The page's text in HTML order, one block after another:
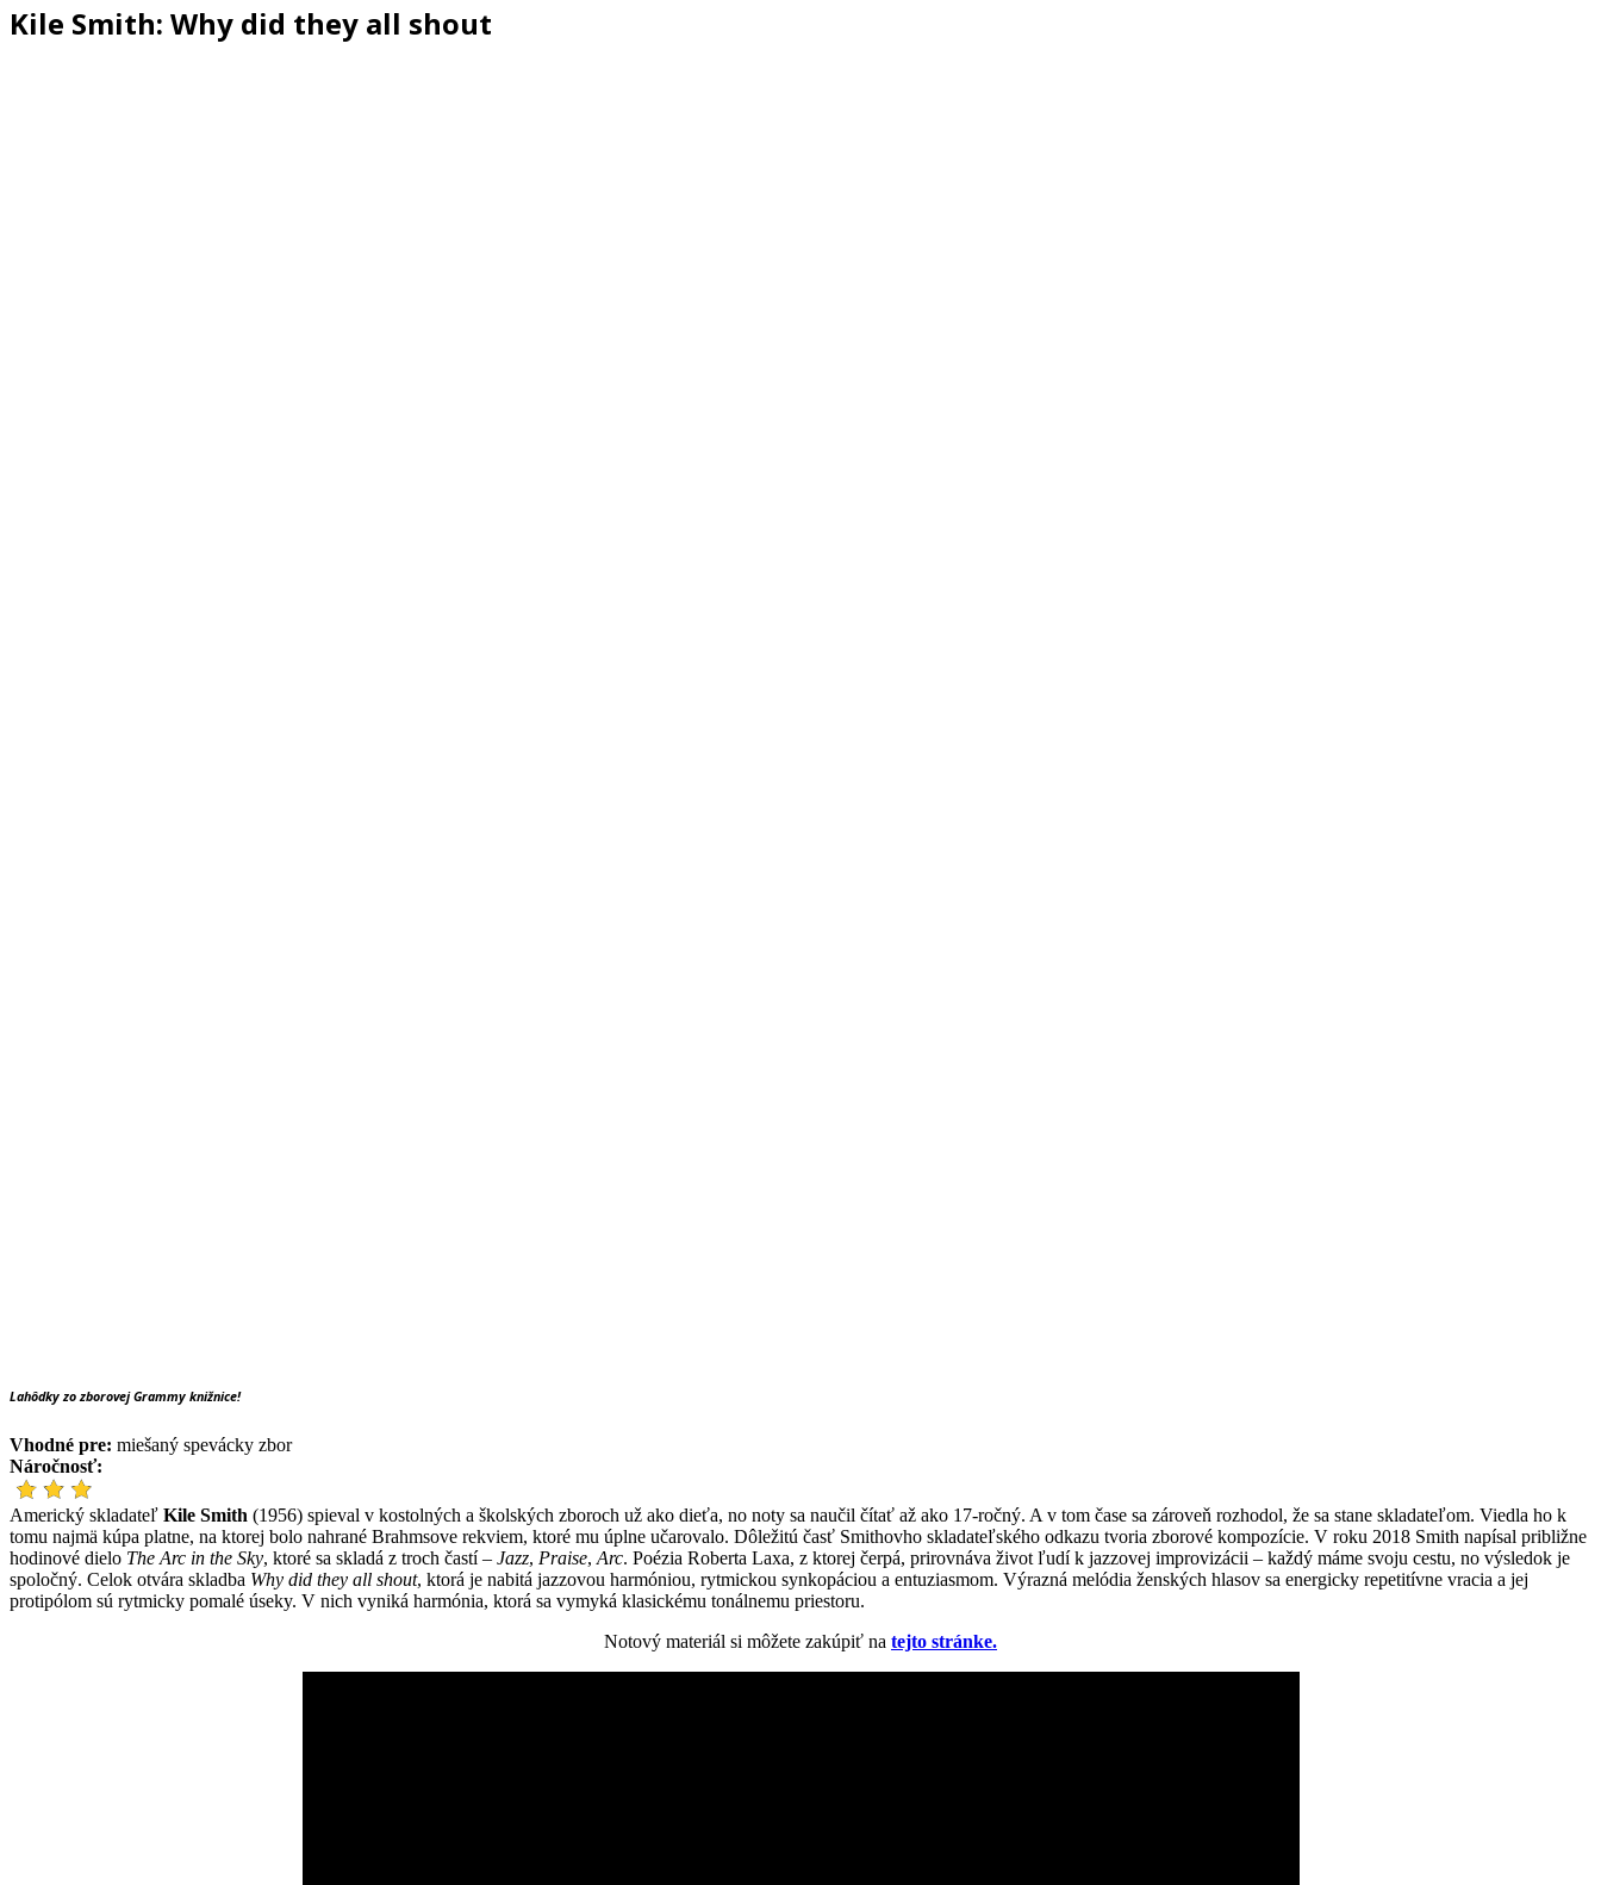
Kile Smith: Why did they all shout
Lahôdky zo zborovej Grammy knižnice!
Vhodné pre: miešaný spevácky zbor
Náročnosť:
Americký skladateľ Kile Smith (1956) spieval v kostolných a školských zboroch už ako dieťa, no noty sa naučil čítať až ako 17-ročný. A v tom čase sa zároveň rozhodol, že sa stane skladateľom. Viedla ho k
tomu najmä kúpa platne, na ktorej bolo nahrané Brahmsove rekviem, ktoré mu úplne učarovalo. Dôležitú časť Smithovho skladateľského odkazu tvoria zborové kompozície. V roku 2018 Smith napísal približne
hodinové dielo The Arc in the Sky, ktoré sa skladá z troch častí – Jazz, Praise, Arc. Poézia Roberta Laxa, z ktorej čerpá, prirovnáva život ľudí k jazzovej improvizácii – každý máme svoju cestu, no výsledok je
spoločný. Celok otvára skladba Why did they all shout, ktorá je nabitá jazzovou harmóniou, rytmickou synkopáciou a entuziasmom. Výrazná melódia ženských hlasov sa energicky repetitívne vracia a jej
protipólom sú rytmicky pomalé úseky. V nich vyniká harmónia, ktorá sa vymyká klasickému tonálnemu priestoru.
Notový materiál si môžete zakúpiť na tejto stránke.